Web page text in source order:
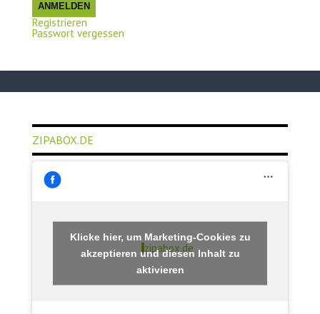
ANMELDEN
Registrieren
Passwort vergessen
ZIPABOX.DE
zipabox.de
Klicke hier, um Marketing-Cookies zu
akzeptieren und diesen Inhalt zu
aktivieren